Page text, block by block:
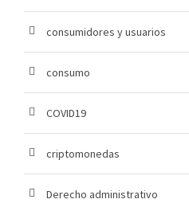
consumidores y usuarios
consumo
COVID19
criptomonedas
Derecho administrativo